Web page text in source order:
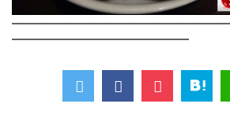
――――――――――――――